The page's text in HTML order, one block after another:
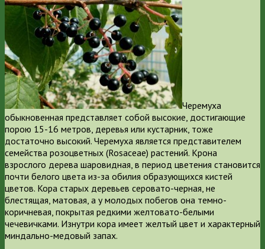
Черемуха
обыкновенная представляет собой высокие, достигающие
порою 15-16 метров, деревья или кустарник, тоже
достаточно высокий. Черемуха является представителем
семейства розоцветных (Rosaceae) растений. Крона
взрослого дерева шаровидная, в период цветения становится
почти белого цвета из-за обилия образующихся кистей
цветов. Кора старых деревьев серовато-черная, не
блестящая, матовая, а у молодых побегов она темно-
коричневая, покрытая редкими желтовато-белыми
чечевичками. Изнутри кора имеет желтый цвет и характерный
миндально-медовый запах.